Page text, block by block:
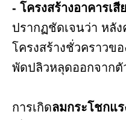
- โครงสร้างอาคารเสี
ปรากฏชัดเจนว่า หลัง
โครงสร้างชั่วคราวข
พัดปลิวหลุดออกจากตั
การเกิดลมกระโชกแ